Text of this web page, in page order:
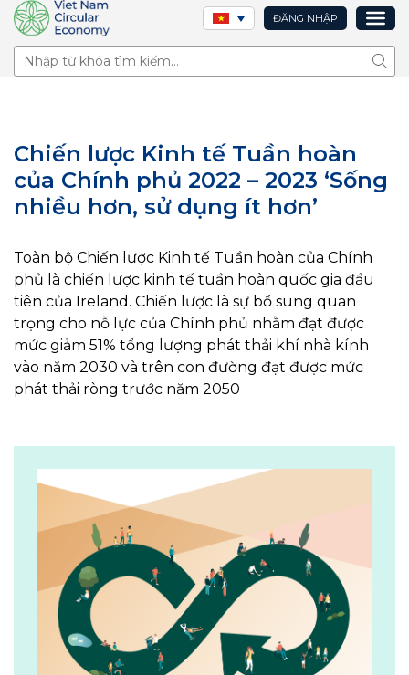
ĐĂNG NHẬP
Tìm
Chiến lược Kinh tế Tuần hoàn
của Chính phủ 2022 – 2023 ‘Sống
nhiều hơn, sử dụng ít hơn’
Toàn bộ Chiến lược Kinh tế Tuần hoàn của Chính
phủ là chiến lược kinh tế tuần hoàn quốc gia đầu
tiên của Ireland. Chiến lược là sự bổ sung quan
trọng cho nỗ lực của Chính phủ nhằm đạt được
mức giảm 51% tổng lượng phát thải khí nhà kính
vào năm 2030 và trên con đường đạt được mức
phát thải ròng trước năm 2050